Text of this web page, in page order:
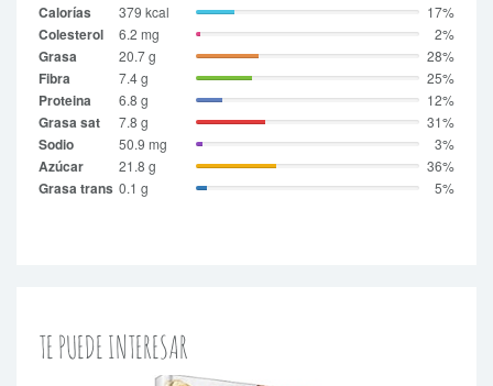
Calorías 379 kcal 17%
Colesterol 6.2 mg 2%
Grasa 20.7 g 28%
Fibra 7.4 g 25%
Proteina 6.8 g 12%
Grasa sat 7.8 g 31%
Sodio 50.9 mg 3%
Azúcar 21.8 g 36%
Grasa trans 0.1 g 5%
TE PUEDE INTERESAR